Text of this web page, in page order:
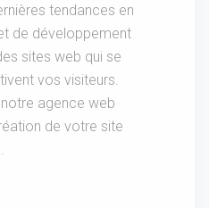
tendances en
de développement
sites web qui se
vos visiteurs.
agence web
de votre site